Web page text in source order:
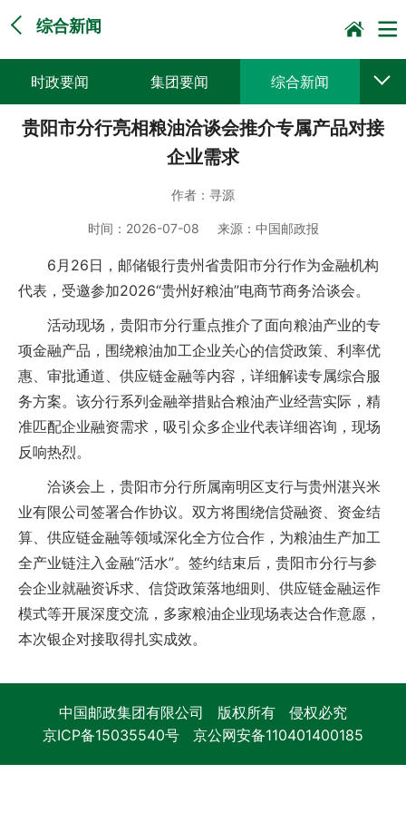
综合新闻
时政要闻 集团要闻 综合新闻
媒体聚焦 党建动态 普遍服务
贵阳市分行亮相粮油洽谈会推介专属产品对接
企业需求
作者： 寻源
时间： 2026-07-08 来源： 中国邮政报
6月26日，邮储银行贵州省贵阳市分行作为金融机构
代表，受邀参加2026“贵州好粮油”电商节商务洽谈会。
活动现场，贵阳市分行重点推介了面向粮油产业的专
项金融产品，围绕粮油加工企业关心的信贷政策、利率优
惠、审批通道、供应链金融等内容，详细解读专属综合服
务方案。该分行系列金融举措贴合粮油产业经营实际，精
准匹配企业融资需求，吸引众多企业代表详细咨询，现场
反响热烈。
洽谈会上，贵阳市分行所属南明区支行与贵州湛兴米
业有限公司签署合作协议。双方将围绕信贷融资、资金结
算、供应链金融等领域深化全方位合作，为粮油生产加工
全产业链注入金融“活水”。签约结束后，贵阳市分行与参
会企业就融资诉求、信贷政策落地细则、供应链金融运作
模式等开展深度交流，多家粮油企业现场表达合作意愿，
本次银企对接取得扎实成效。
中国邮政集团有限公司 版权所有 侵权必究
京ICP备15035540号 京公网安备110401400185